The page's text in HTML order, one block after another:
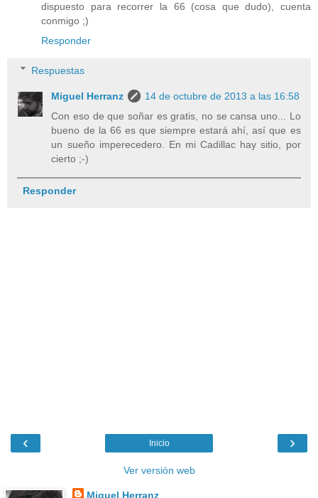
dispuesto para recorrer la 66 (cosa que dudo), cuenta
conmigo ;)
Responder
Respuestas
Miguel Herranz
14 de octubre de 2013 a las 16:58
Con eso de que soñar es gratis, no se cansa uno... Lo
bueno de la 66 es que siempre estará ahí, así que es
un sueño imperecedero. En mi Cadillac hay sitio, por
cierto ;-)
Responder
‹ ›
Inicio
Ver versión web
Miguel Herranz